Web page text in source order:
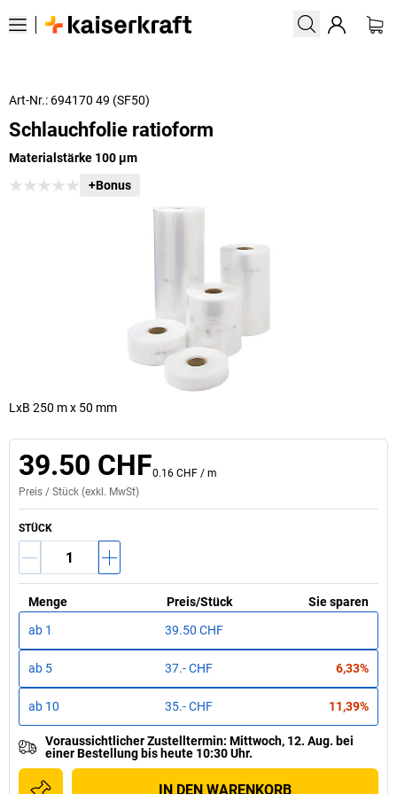
Art-Nr.: 694170 49 (SF50)
Schlauchfolie ratioform
Materialstärke 100 µm
+Bonus
LxB 250 m x 50 mm
39.50 CHF0.16 CHF / m
Preis / Stück (exkl. MwSt)
STÜCK
Menge Preis/Stück
Sie sparen
ab 1 39.50 CHF
ab 5 37.- CHF 6,33%
ab 10 35.- CHF 11,39%
Voraussichtlicher Zustelltermin: Mittwoch, 12. Aug. bei
einerBestellung bis heute 10:30 Uhr.
IN DEN WARENKORB